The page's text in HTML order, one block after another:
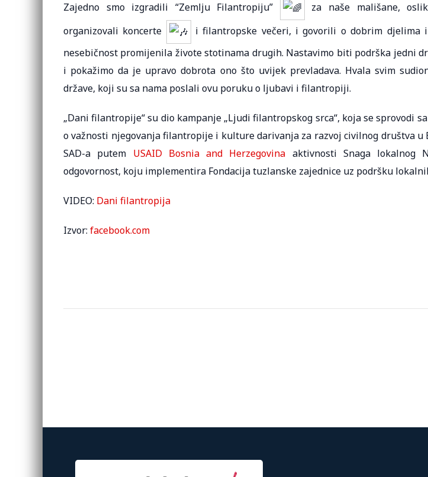
Zajedno smo izgradili “Zemlju Filantropiju”
za naše mališane,
organizovali koncerte
i filantropske večeri, i govorili o dobrim djelima
nesebičnost promijenila živote stotinama drugih. Nastavimo biti podrška jedni
i pokažimo da je upravo dobrota ono što uvijek prevladava. Hvala svim
države, koji su sa nama poslali ovu poruku o ljubavi i filantropiji.
„Dani filantropije“ su dio kampanje „Ljudi filantropskog srca“, koja se sprovodi
o važnosti njegovanja filantropije i kulture darivanja za razvoj civilnog društva u
SAD-a putem USAID Bosnia and Herzegovina aktivnosti Snaga lokalnog
odgovornost, koju implementira Fondacija tuzlanske zajednice uz podršku
VIDEO: Dani filantropija
Izvor: facebook.com